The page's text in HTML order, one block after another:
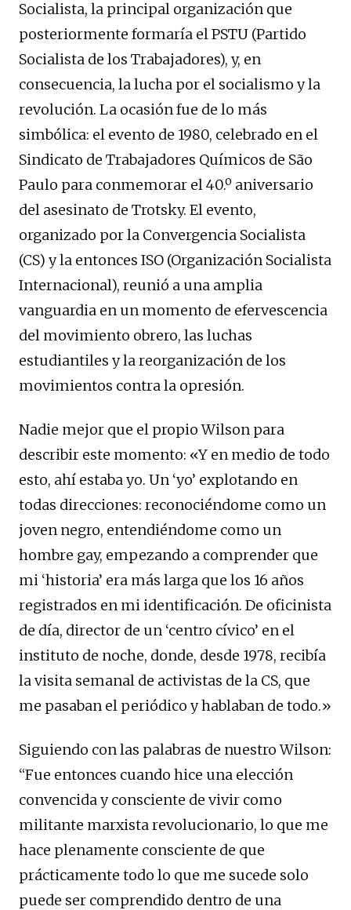
Socialista, la principal organización que
posteriormente formaría el PSTU (Partido
Socialista de los Trabajadores), y, en
consecuencia, la lucha por el socialismo y la
revolución. La ocasión fue de lo más
simbólica: el evento de 1980, celebrado en el
Sindicato de Trabajadores Químicos de São
Paulo para conmemorar el 40.º aniversario
del asesinato de Trotsky. El evento,
organizado por la Convergencia Socialista
(CS) y la entonces ISO (Organización Socialista
Internacional), reunió a una amplia
vanguardia en un momento de efervescencia
del movimiento obrero, las luchas
estudiantiles y la reorganización de los
movimientos contra la opresión.
Nadie mejor que el propio Wilson para
describir este momento: «Y en medio de todo
esto, ahí estaba yo. Un ‘yo’ explotando en
todas direcciones: reconociéndome como un
joven negro, entendiéndome como un
hombre gay, empezando a comprender que
mi ‘historia’ era más larga que los 16 años
registrados en mi identificación. De oficinista
de día, director de un ‘centro cívico’ en el
instituto de noche, donde, desde 1978, recibía
la visita semanal de activistas de la CS, que
me pasaban el periódico y hablaban de todo.»
Siguiendo con las palabras de nuestro Wilson:
“Fue entonces cuando hice una elección
convencida y consciente de vivir como
militante marxista revolucionario, lo que me
hace plenamente consciente de que
prácticamente todo lo que me sucede solo
puede ser comprendido dentro de una